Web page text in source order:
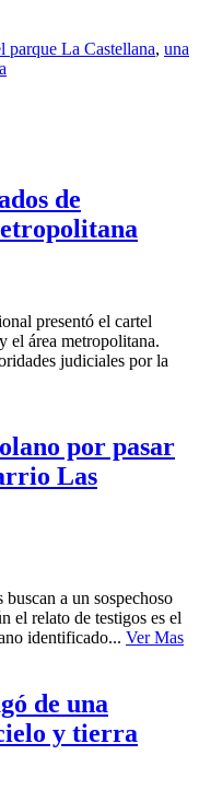
parque La Castellana, una
de
presentó el cartel
el área metropolitana.
judiciales por la
por pasar
Las
a un sospechoso
el relato de testigos es el
identificado... Ver Mas
de una
y tierra